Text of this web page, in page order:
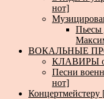
нот]
Пьесы
ВОКАЛЬНЫЕ
КЛАВИРЫ
Песни
нот]
Концертмейстеру